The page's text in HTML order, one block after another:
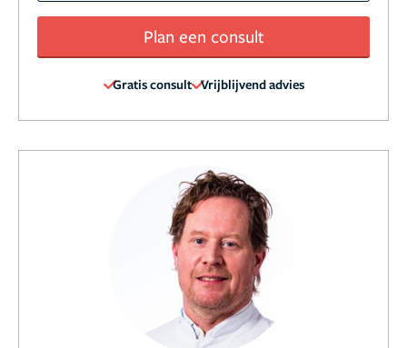
Plan een consult
Gratis consult Vrijblijvend advies